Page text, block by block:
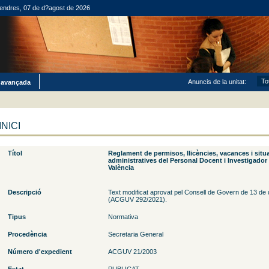
07 de d?agost de 2026
Anuncis de la unitat:
Títol
Reglament de permisos, llicències, vacances i
administratives del Personal Docent i Investigador
València
Descripció
Text modificat aprovat pel Consell de Govern de 13 de
(ACGUV 292/2021).
Tipus Normativa
Procedència Secretaria General
Número d'expedient ACGUV 21/2003